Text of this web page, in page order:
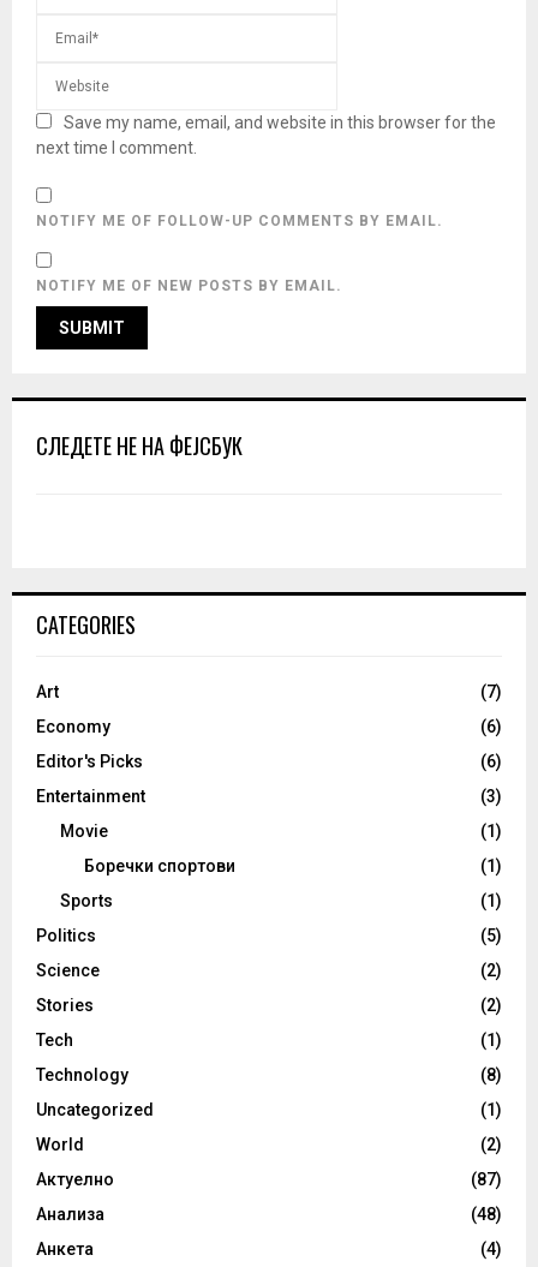
Save my name, email, and website in this browser for the
next time I comment.
NOTIFY ME OF FOLLOW-UP COMMENTS BY EMAIL.
NOTIFY ME OF NEW POSTS BY EMAIL.
СЛЕДЕТЕ НЕ НА ФЕЈСБУК
CATEGORIES
Art
(7)
Economy
(6)
Editor's Picks
(6)
Entertainment
(3)
Movie
(1)
Боречки спортови
(1)
Sports
(1)
Politics
(5)
Science
(2)
Stories
(2)
Tech
(1)
Technology
(8)
Uncategorized
(1)
World
(2)
Актуелно
(87)
Анализа
(48)
Анкета
(4)